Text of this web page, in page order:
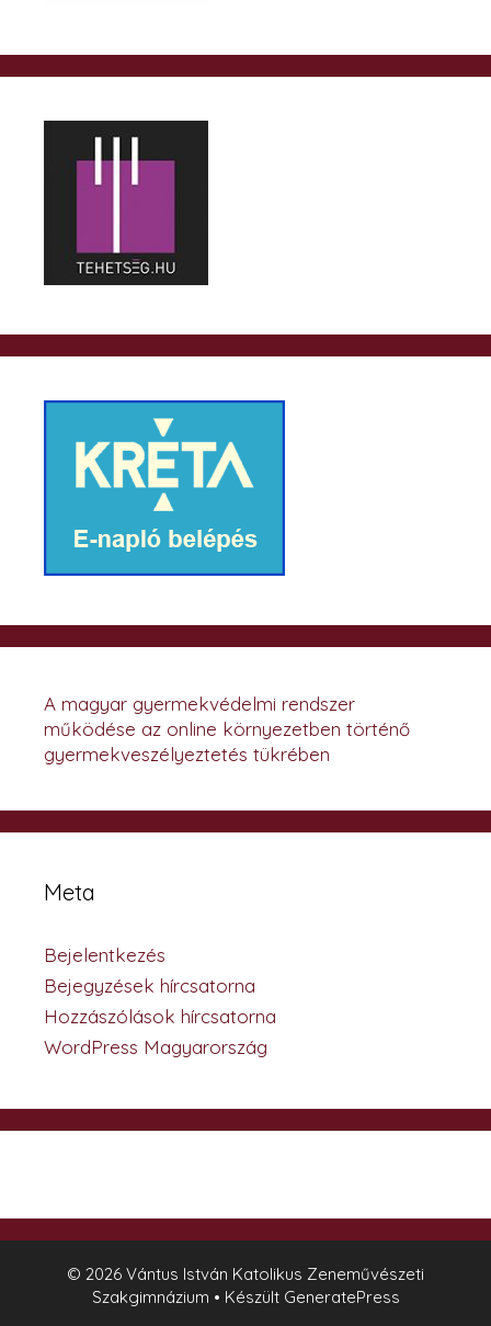
A magyar gyermekvédelmi rendszer
működése az online környezetben történő
gyermekveszélyeztetés tükrében
Meta
Bejelentkezés
Bejegyzések hírcsatorna
Hozzászólások hírcsatorna
WordPress Magyarország
© 2026 Vántus István Katolikus Zeneművészeti
Szakgimnázium • Készült GeneratePress